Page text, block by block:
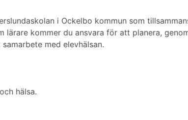
i Ockelbo kommun som
kommer du ansvara för att planera,
med elevhälsan.
hälsa.